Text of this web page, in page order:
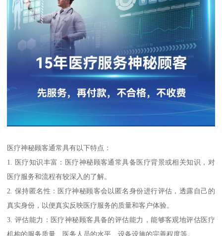
医疗神秘顾客通常具有以下特点：
1. 医疗知识丰富：医疗神秘顾客通常具备医疗背景或相关知识，对
医疗服务和流程有较深入的了解。
2. 保持匿名性：医疗神秘顾客会以匿名身份进行评估，透露自己的
真实身份，以便真实反映医疗服务的质量和客户体验。
3. 评估能力：医疗神秘顾客具备的评估能力，能够客观地评估医疗
机构的服务质量、医务人员的水平、设备设施的完善程度等。